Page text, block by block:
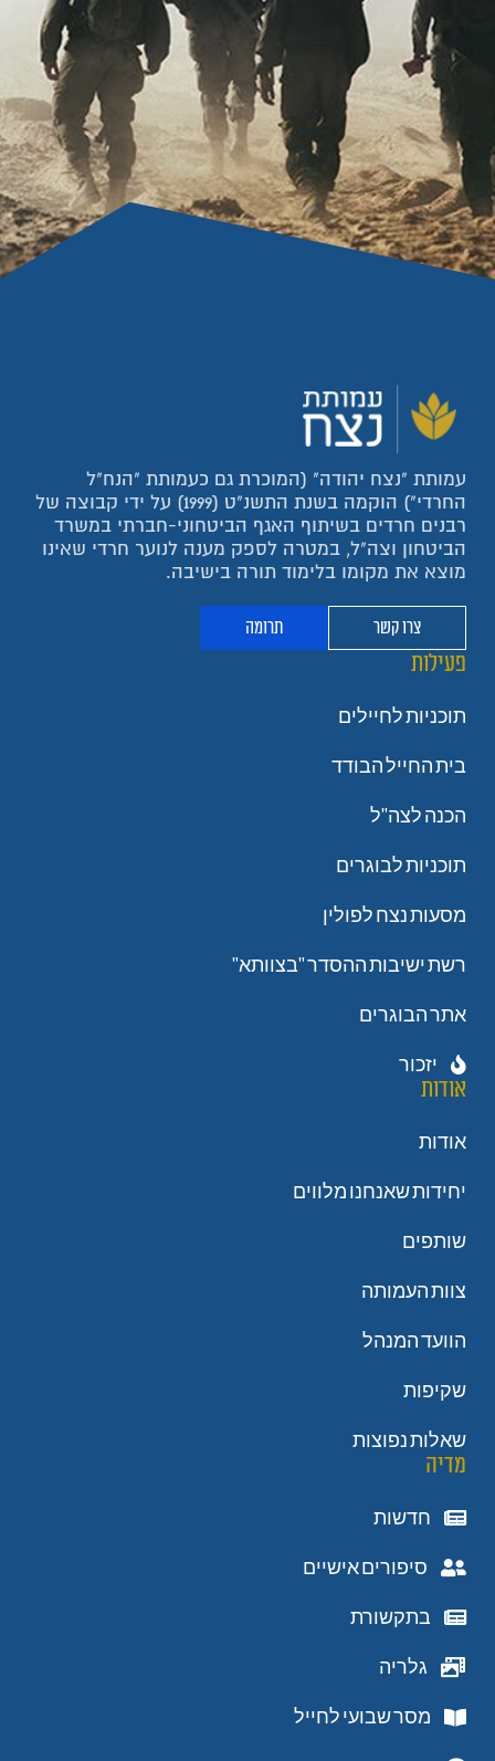
עמותת "נצח יהודה" (המוכרת גם כעמותת "הנח"ל
החרדי") הוקמה בשנת התשנ"ט (1999) על ידי קבוצה של
רבנים חרדים בשיתוף האגף הביטחוני-חברתי במשרד
הביטחון וצה"ל, במטרה לספק מענה לנוער חרדי שאינו
מוצא את מקומו בלימוד תורה בישיבה.
צרו קשר תרומה
פעילות
תוכניות לחיילים
בית החייל הבודד
הכנה לצה"ל
תוכניות לבוגרים
מסעות נצח לפולין
רשת ישיבות ההסדר "בצוותא"
אתר הבוגרים
יזכור
אודות
אודות
יחידות שאנחנו מלווים
שותפים
צוות העמותה
הוועד המנהל
שקיפות
שאלות נפוצות
מדיה
חדשות
סיפורים אישיים
בתקשורת
גלריה
מסר שבועי לחייל